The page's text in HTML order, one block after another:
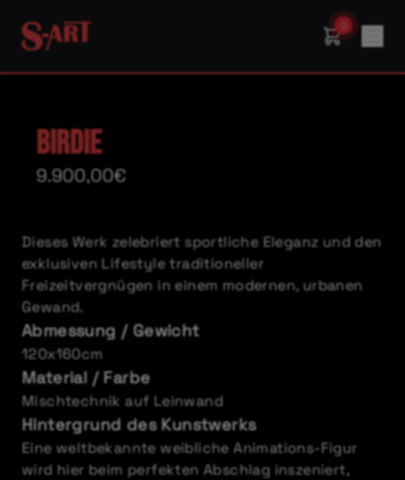
Birdie
9.900,00€
Dieses Werk zelebriert sportliche Eleganz und den
exklusiven Lifestyle traditioneller
Freizeitvergnügen in einem modernen, urbanen
Gewand.
Abmessung / Gewicht
120x160cm
Material / Farbe
Mischtechnik auf Leinwand
Hintergrund des Kunstwerks
Eine weltbekannte weibliche Animations-Figur
wird hier beim perfekten Abschlag inszeniert,